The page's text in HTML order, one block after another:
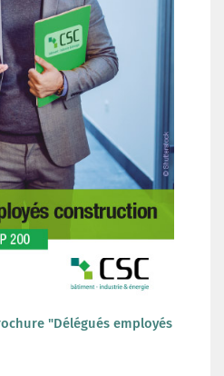
"Délégués employés